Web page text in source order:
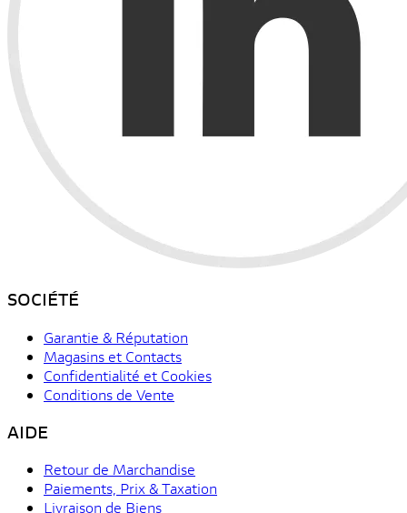
SOCIÉTÉ
Garantie & Réputation
Magasins et Contacts
Confidentialité et Cookies
Conditions de Vente
AIDE
Retour de Marchandise
Paiements, Prix & Taxation
Livraison de Biens